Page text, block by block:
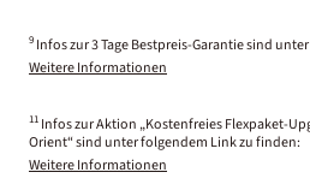
9 Infos zur 3 Tage Bestpreis-Garantie sind
Weitere Informationen
11 Infos zur Aktion „Kostenfreies Flexpaket-
Orient“ sind unter folgendem Link zu finden:
Weitere Informationen